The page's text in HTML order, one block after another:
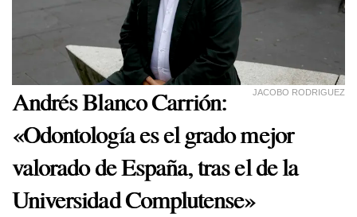
JACOBO RODRIGUEZ
Andrés Blanco Carrión:
«Odontología es el grado mejor
valorado de España, tras el de la
Universidad Complutense»